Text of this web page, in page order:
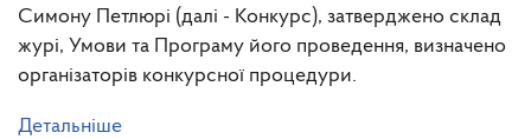
Симону Петлюрі (далі - Конкурс), затверджено склад
журі, Умови та Програму його проведення, визначено
організаторів конкурсної процедури.
Детальніше